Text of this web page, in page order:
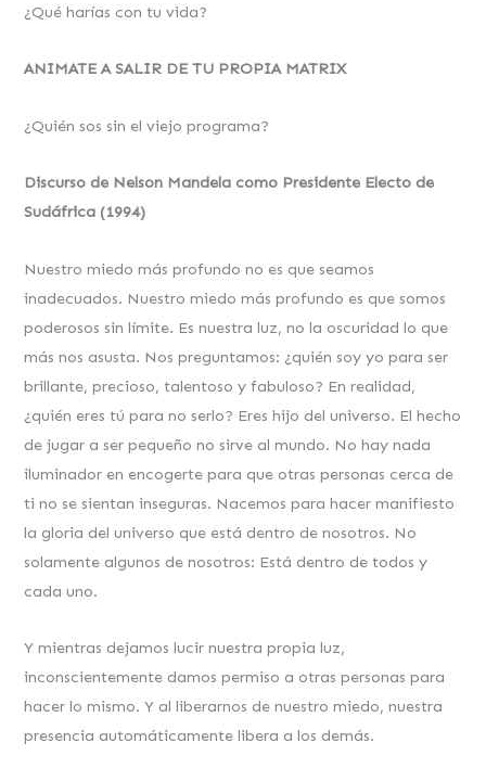
¿Qué harías con tu vida?
ANIMATE A SALIR DE TU PROPIA MATRIX
¿Quién sos sin el viejo programa?
Discurso de Nelson Mandela como Presidente Electo de
Sudáfrica (1994)
Nuestro miedo más profundo no es que seamos
inadecuados. Nuestro miedo más profundo es que somos
poderosos sin límite. Es nuestra luz, no la oscuridad lo que
más nos asusta. Nos preguntamos: ¿quién soy yo para ser
brillante, precioso, talentoso y fabuloso? En realidad,
¿quién eres tú para no serlo? Eres hijo del universo. El hecho
de jugar a ser pequeño no sirve al mundo. No hay nada
iluminador en encogerte para que otras personas cerca de
ti no se sientan inseguras. Nacemos para hacer manifiesto
la gloria del universo que está dentro de nosotros. No
solamente algunos de nosotros: Está dentro de todos y
cada uno.
Y mientras dejamos lucir nuestra propia luz,
inconscientemente damos permiso a otras personas para
hacer lo mismo. Y al liberarnos de nuestro miedo, nuestra
presencia automáticamente libera a los demás.